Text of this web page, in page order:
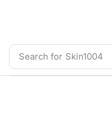
Search for Skin1004